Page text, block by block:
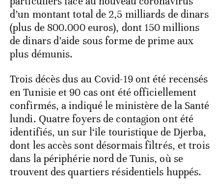
d’un montant total de 2,5 milliards de dinars
(plus de 800.000 euros), dont 150 millions
de dinars d’aide sous forme de prime aux
plus démunis.
Trois décès dus au Covid-19 ont été recensés
en Tunisie et 90 cas ont été officiellement
confirmés, a indiqué le ministère de la Santé
lundi. Quatre foyers de contagion ont été
identifiés, un sur l‘île touristique de Djerba,
dont les accès sont désormais filtrés, et trois
dans la périphérie nord de Tunis, où se
trouvent des quartiers résidentiels huppés.